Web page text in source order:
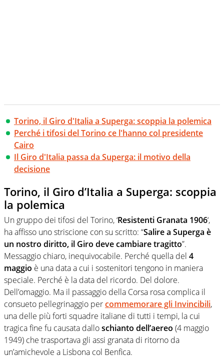
Torino, il Giro d'Italia a Superga: scoppia la polemica
Perché i tifosi del Torino ce l'hanno col presidente
Cairo
Il Giro d'Italia passa da Superga: il motivo della
decisione
Torino, il Giro d’Italia a Superga: scoppia
la polemica
Un gruppo dei tifosi del Torino, ‘Resistenti Granata 1906‘,
ha affisso uno striscione con su scritto: “Salire a Superga è
un nostro diritto, il Giro deve cambiare tragitto”.
Messaggio chiaro, inequivocabile. Perché quella del 4
maggio è una data a cui i sostenitori tengono in maniera
speciale. Perché è la data del ricordo. Del dolore.
Dell’omaggio. Ma il passaggio della Corsa rosa complica il
consueto pellegrinaggio percommemorare gli Invincibili,
una delle più forti squadre italiane di tutti i tempi, la cui
tragica fine fu causata dalloschianto dell’aereo (4 maggio
1949) che trasportava gli assi granata di ritorno da
un’amichevole a Lisbona col Benfica.